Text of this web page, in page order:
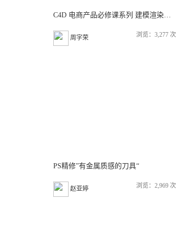
C4D 电商产品必修课系列 建模渲染后期全流程教学 17感课堂
周字荣 浏览：3,277 次
PS精修”有金属质感的刀具“
赵亚婷 浏览：2,969 次